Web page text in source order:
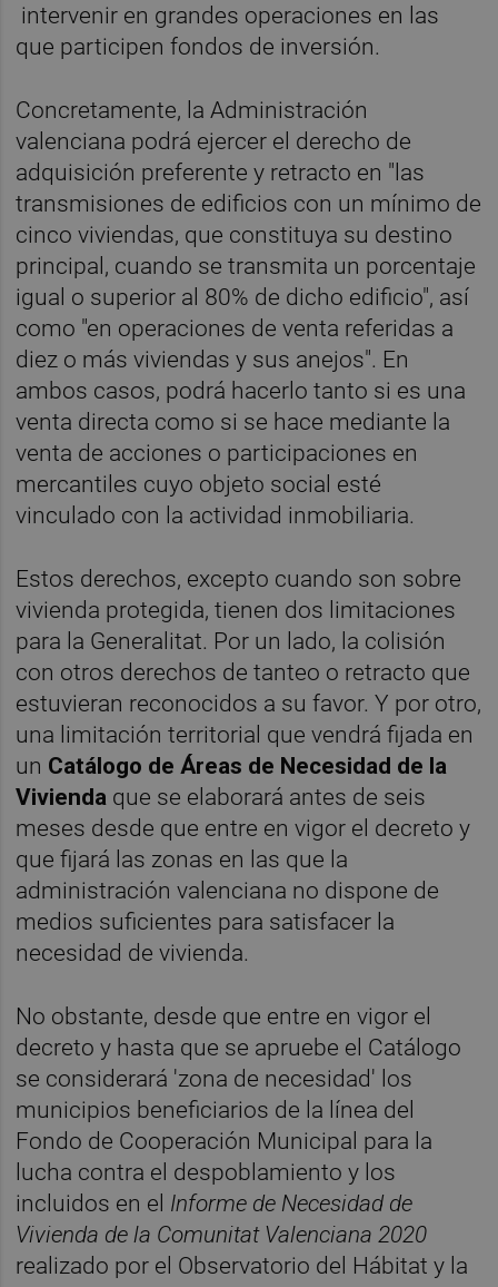
intervenir en grandes operaciones en las
que participen fondos de inversión.
Concretamente, la Administración
valenciana podrá ejercer el derecho de
adquisición preferente y retracto en "las
transmisiones de edificios con un mínimo de
cinco viviendas, que constituya su destino
principal, cuando se transmita un porcentaje
igual o superior al 80% de dicho edificio", así
como "en operaciones de venta referidas a
diez o más viviendas y sus anejos". En
ambos casos, podrá hacerlo tanto si es una
venta directa como si se hace mediante la
venta de acciones o participaciones en
mercantiles cuyo objeto social esté
vinculado con la actividad inmobiliaria.
Estos derechos, excepto cuando son sobre
vivienda protegida, tienen dos limitaciones
para la Generalitat. Por un lado, la colisión
con otros derechos de tanteo o retracto que
estuvieran reconocidos a su favor. Y por otro,
una limitación territorial que vendrá fijada en
un Catálogo de Áreas de Necesidad de la
Vivienda que se elaborará antes de seis
meses desde que entre en vigor el decreto y
que fijará las zonas en las que la
administración valenciana no dispone de
medios suficientes para satisfacer la
necesidad de vivienda.
No obstante, desde que entre en vigor el
decreto y hasta que se apruebe el Catálogo
se considerará 'zona de necesidad' los
municipios beneficiarios de la línea del
Fondo de Cooperación Municipal para la
lucha contra el despoblamiento y los
incluidos en el Informe de Necesidad de
Vivienda de la Comunitat Valenciana 2020
realizado por el Observatorio del Hábitat y la